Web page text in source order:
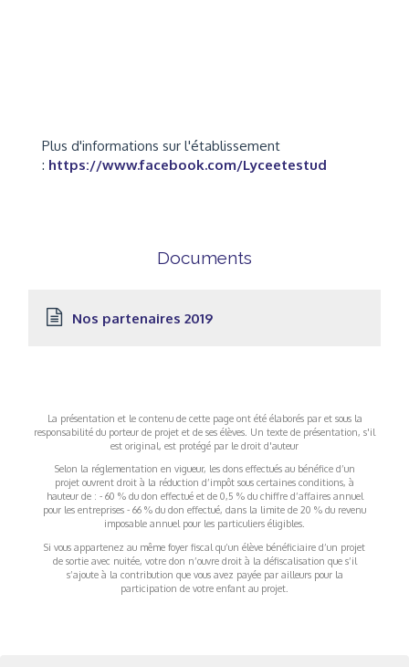
Plus d'informations sur l'établissement
: https://www.facebook.com/Lyceetestud
Documents
Nos partenaires 2019
La présentation et le contenu de cette page ont été élaborés par et sous la
responsabilité du porteur de projet et de ses élèves. Un texte de présentation, s'il
est original, est protégé par le droit d'auteur
Selon la réglementation en vigueur, les dons effectués au bénéfice d’un
projet ouvrent droit à la réduction d’impôt sous certaines conditions, à
hauteur de : - 60 % du don effectué et de 0,5 % du chiffre d’affaires annuel
pour les entreprises - 66 % du don effectué, dans la limite de 20 % du revenu
imposable annuel pour les particuliers éligibles.
Si vous appartenez au même foyer fiscal qu’un élève bénéficiaire d’un projet
de sortie avec nuitée, votre don n’ouvre droit à la défiscalisation que s’il
s’ajoute à la contribution que vous avez payée par ailleurs pour la
participation de votre enfant au projet.